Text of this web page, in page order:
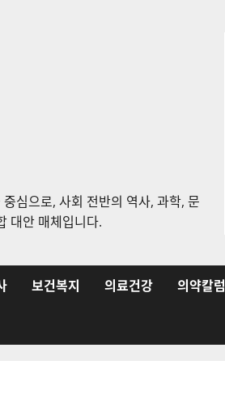
심으로, 사회 전반의 역사, 과학, 문
대안 매체입니다.
보건복지 의료건강 의약칼럼